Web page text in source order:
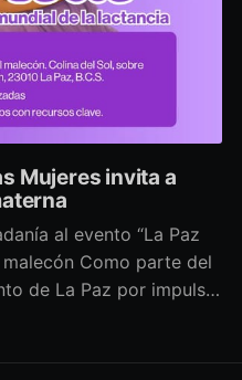
Mujeres invita a
al evento “La Paz
parte del
de La Paz por impulsar
así como generar